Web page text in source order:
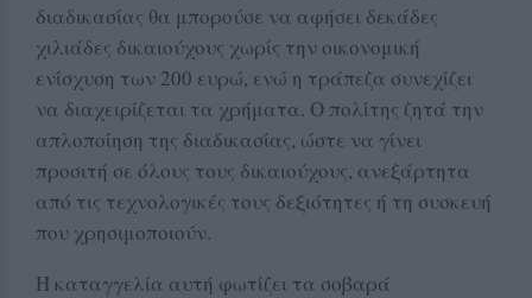
διαδικασίας θα μπορούσε να αφήσει δεκάδες
χιλιάδες δικαιούχους χωρίς την οικονομική
ενίσχυση των 200 ευρώ, ενώ η τράπεζα συνεχίζει
να διαχειρίζεται τα χρήματα. Ο πολίτης ζητά την
απλοποίηση της διαδικασίας, ώστε να γίνει
προσιτή σε όλους τους δικαιούχους, ανεξάρτητα
από τις τεχνολογικές τους δεξιότητες ή τη συσκευή
που χρησιμοποιούν.
Η καταγγελία αυτή φωτίζει τα σοβαρά